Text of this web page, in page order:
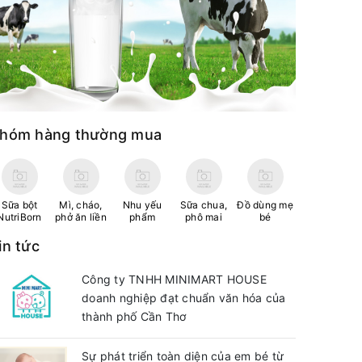
hàng thường mua
Sữa bột
Mì, cháo,
phở ăn liền
Nhu yếu
phẩm
Sữa chua,
phô mai
Đồ dùng mẹ
bé
tức
Công ty TNHH MINIMART HOUSE
doanh nghiệp đạt chuẩn văn hóa của
thành phố Cần Thơ
Sự phát triển toàn diện của em bé từ